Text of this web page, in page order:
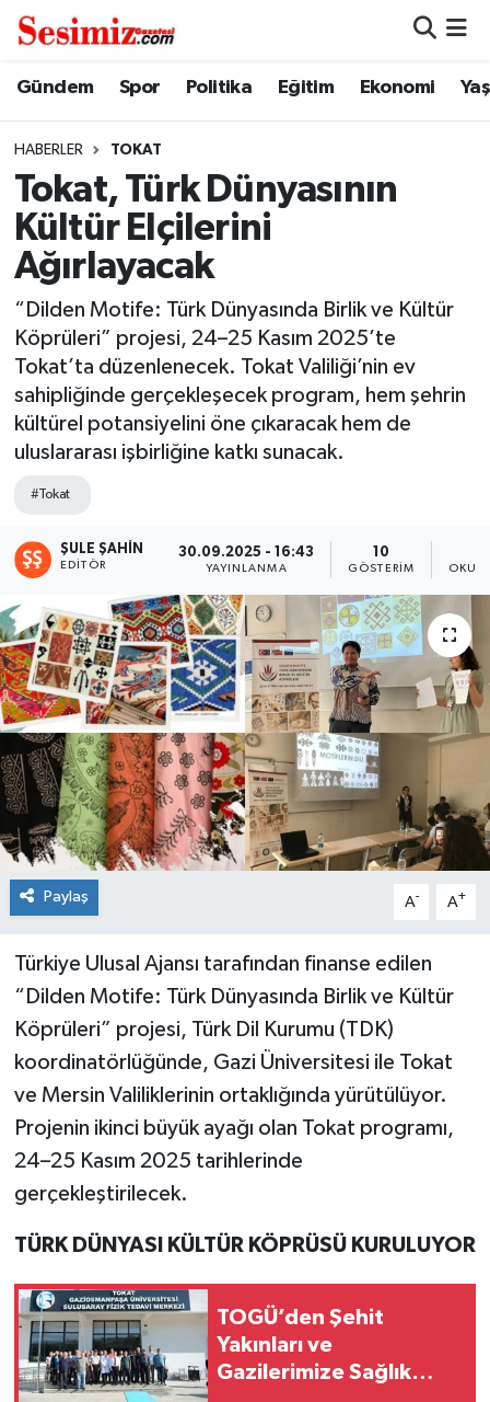
Gündem Spor Politika Eğitim Ekonomi
HABERLER TOKAT
Tokat, Türk Dünyasının
Kültür Elçilerini
Ağırlayacak
“Dilden Motife: Türk Dünyasında Birlik ve Kültür
Köprüleri” projesi, 24–25 Kasım 2025’te
Tokat’ta düzenlenecek. Tokat Valiliği’nin ev
sahipliğinde gerçekleşecek program, hem şehrin
kültürel potansiyelini öne çıkaracak hem de
uluslararası işbirliğine katkı sunacak.
#Tokat
ŞULE ŞAHIN
EDITÖR
30.09.2025 - 16:43
YAYINLANMA
10
GÖSTERIM
Paylaş A- A+
Türkiye Ulusal Ajansı tarafından finanse edilen
“Dilden Motife: Türk Dünyasında Birlik ve Kültür
Köprüleri” projesi, Türk Dil Kurumu (TDK)
koordinatörlüğünde, Gazi Üniversitesi ile Tokat
ve Mersin Valiliklerinin ortaklığında yürütülüyor.
Projenin ikinci büyük ayağı olan Tokat programı,
24–25 Kasım 2025 tarihlerinde
gerçekleştirilecek.
TÜRK DÜNYASI KÜLTÜR KÖPRÜSÜ KURULUYOR
TOGÜ’den Şehit
Yakınları ve
Gazilerimize Sağlık
Dünya
Ekonomi
Genel
Gündem
Magazin
Politika
Tokat Haberleri
Yaşam
Nöbetçi Eczaneler
Namaz Vakitleri
Trafik Durumu
Süper Lig Puan Durumu ve Fikstür
Tüm Manşetler
Son Dakika Haberleri